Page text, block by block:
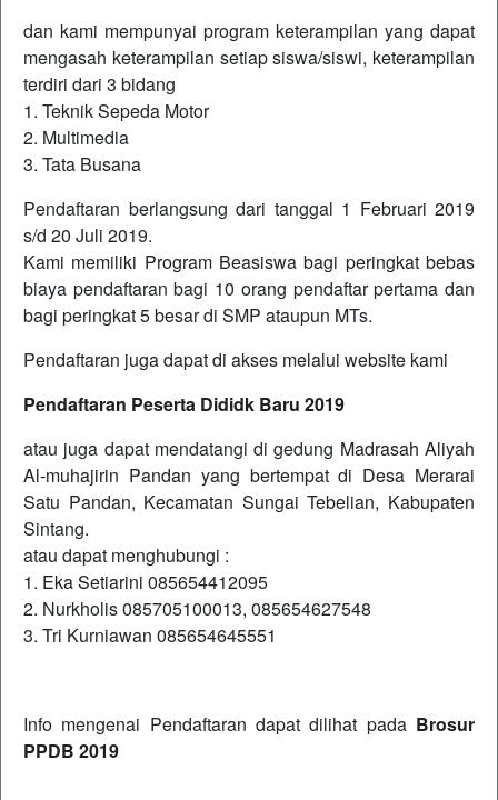
dan kami mempunyai program keterampilan yang dapat
mengasah keterampilan setiap siswa/siswi, keterampilan
terdiri dari 3 bidang
1. Teknik Sepeda Motor
2. Multimedia
3. Tata Busana
Pendaftaran berlangsung dari tanggal 1 Februari 2019
s/d 20 Juli 2019.
Kami memiliki Program Beasiswa bagi peringkat bebas
biaya pendaftaran bagi 10 orang pendaftar pertama dan
bagi peringkat 5 besar di SMP ataupun MTs.
Pendaftaran juga dapat di akses melalui website kami
Pendaftaran Peserta Dididk Baru 2019
atau juga dapat mendatangi di gedung Madrasah Aliyah
Al-muhajirin Pandan yang bertempat di Desa Merarai
Satu Pandan, Kecamatan Sungai Tebelian, Kabupaten
Sintang.
atau dapat menghubungi :
1. Eka Setiarini 085654412095
2. Nurkholis 085705100013, 085654627548
3. Tri Kurniawan 085654645551
Info mengenai Pendaftaran dapat dilihat pada Brosur
PPDB 2019